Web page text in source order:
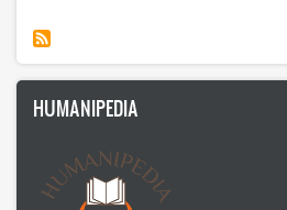
Ildefonso Hernández Silva
2025
Angélica Soler
Boris Koval
HUMANIPEDIA